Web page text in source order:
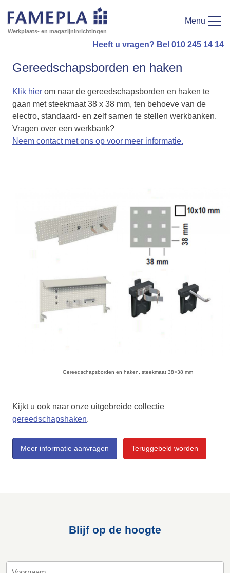
Werkplaats- en magazijninrichtingen
Menu
Heeft u vragen? Bel 010 245 14 14
Gereedschapsborden en haken
Klik hier om naar de gereedschapsborden en haken te
gaan met steekmaat 38 x 38 mm, ten behoeve van de
electro, standaard- en zelf samen te stellen werkbanken.
Vragen over een werkbank?
Neem contact met ons op voor meer informatie.
Gereedschapsborden en haken, steekmaat 38×38 mm
Kijkt u ook naar onze uitgebreide collectie
gereedschapshaken.
Meer informatie aanvragen Teruggebeld worden
Blijf op de hoogte